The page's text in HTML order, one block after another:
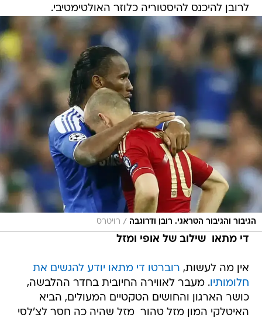
לרובן להיכנס להיסטוריה כלוזר האולטימטיבי.
הגיבור והגיבור הטראגי. רובן ודרוגבה / רויטרס
די מתאו  שילוב של אופי ומזל
אין מה לעשות, רוברטו די מתאו יודע להגשים את
חלומותיו. מעבר לאווירה החיובית בחדר ההלבשה,
כושר הארגון והחושים הטקטיים המעולים, הביא
האיטלקי המון מזל טהור  מזל שהיה כה חסר לצ'לסי